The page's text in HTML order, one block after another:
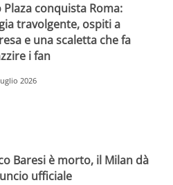
Plaza conquista Roma:
travolgente, ospiti a
e una scaletta che fa
i fan
2026
Baresi è morto, il Milan dà
ufficiale